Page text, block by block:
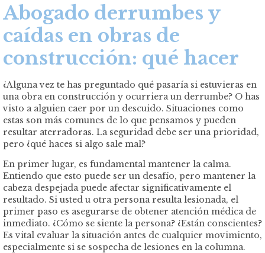
Abogado derrumbes y
caídas en obras de
construcción: qué hacer
¿Alguna vez te has preguntado qué pasaría si estuvieras en
una obra en construcción y ocurriera un derrumbe? O has
visto a alguien caer por un descuido. Situaciones como
estas son más comunes de lo que pensamos y pueden
resultar aterradoras. La seguridad debe ser una prioridad,
pero ¿qué haces si algo sale mal?
En primer lugar, es fundamental mantener la calma.
Entiendo que esto puede ser un desafío, pero mantener la
cabeza despejada puede afectar significativamente el
resultado. Si usted u otra persona resulta lesionada, el
primer paso es asegurarse de obtener atención médica de
inmediato. ¿Cómo se siente la persona? ¿Están conscientes?
Es vital evaluar la situación antes de cualquier movimiento,
especialmente si se sospecha de lesiones en la columna.